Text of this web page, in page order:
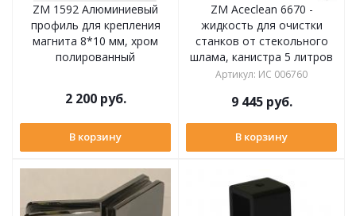
ZM 1592 Алюминиевый
профиль для крепления
магнита 8*10 мм, хром
полированный
2 200руб.
В корзину
ZM Aceclean 6670 -
жидкость для очистки
станков от стекольного
шлама, канистра 5 литров
Артикул: ИС 006760
9 445руб.
В корзину